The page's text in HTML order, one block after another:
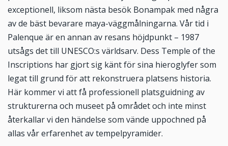
exceptionell, liksom nästa besök Bonampak med några
av de bäst bevarare maya-väggmålningarna. Vår tid i
Palenque är en annan av resans höjdpunkt – 1987
utsågs det till UNESCO:s världsarv. Dess Temple of the
Inscriptions har gjort sig känt för sina hieroglyfer som
legat till grund för att rekonstruera platsens historia.
Här kommer vi att få professionell platsguidning av
strukturerna och museet på området och inte minst
återkallar vi den händelse som vände uppochned på
allas vår erfarenhet av tempelpyramider.